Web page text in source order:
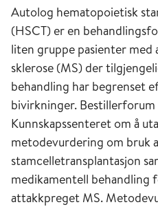
Autolog hematopoietisk
(HSCT) er en
liten gruppe pasienter
sklerose (MS) der
behandling har begrenset
bivirkninger.
Kunnskapssenteret om å
metodevurdering om bruk
stamcelletransplantasjon
medikamentell behandling
attakkpreget MS.